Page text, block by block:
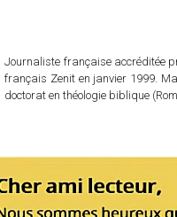
Journaliste française accréditée
français Zenit en janvier 1999.
doctorat en théologie biblique